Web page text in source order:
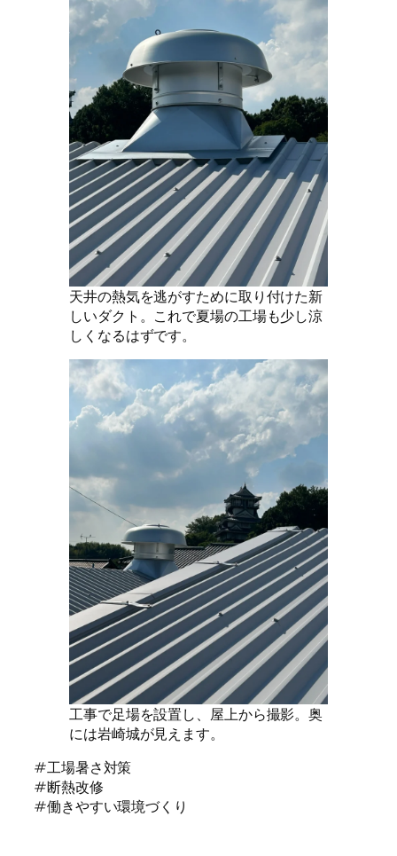
天井の熱気を逃がすために取り付けた新
しいダクト。これで夏場の工場も少し涼
しくなるはずです。
工事で足場を設置し、屋上から撮影。奥
には岩崎城が見えます。
#工場暑さ対策
#断熱改修
#働きやすい環境づくり